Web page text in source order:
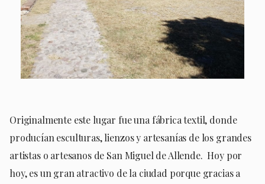
Originalmente este lugar fue una fábrica textil, donde
producían esculturas, lienzos y artesanías de los grandes
artistas o artesanos de San Miguel de Allende. Hoy por
hoy, es un gran atractivo de la ciudad porque gracias a